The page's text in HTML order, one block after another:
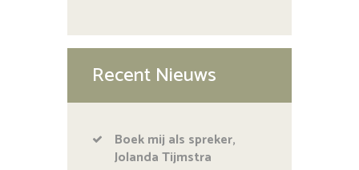
Recent Nieuws
Boek mij als spreker,
Jolanda Tijmstra